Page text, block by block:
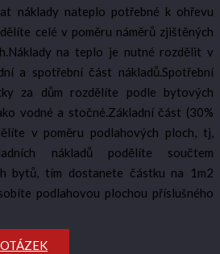
náklady nateplo potřebné k ohřevu
celé v poměru náměrů zjištěných
na teplo je nutné rozdělit v
a spotřební část nákladů.Spotřební
za dům rozdělíte podle bytových
vodné a stočné.Základní část (30%
v poměru podlahových ploch, tj,
nákladů podělíte součtem
bytů, tím dostanete částku na 1m2
podlahovou plochou příslušného